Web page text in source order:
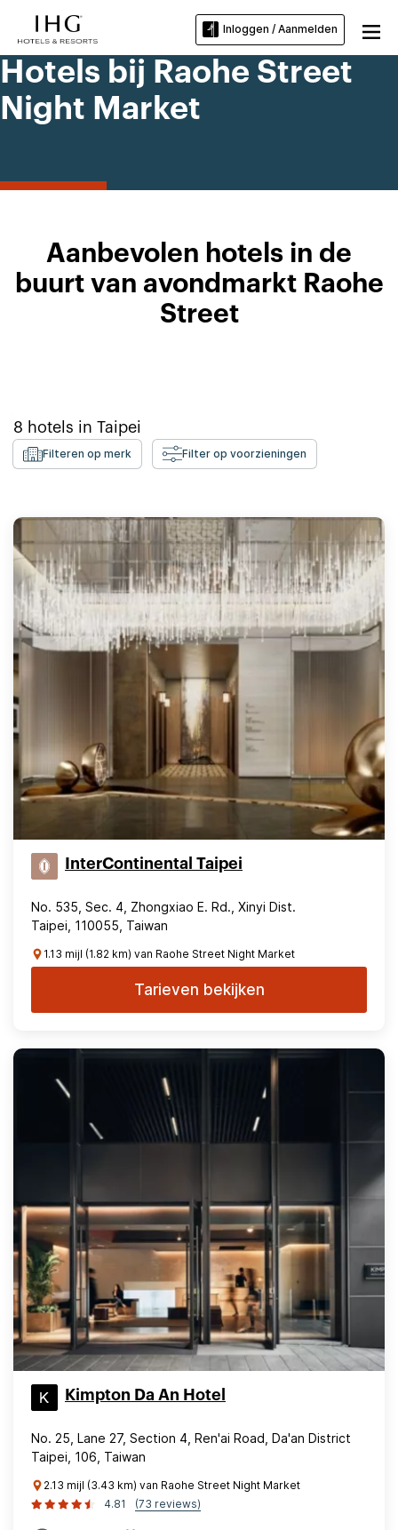
Inloggen / Aanmelden
Hotels bij Raohe Street
Night Market
Aanbevolen hotels in de
buurt van avondmarkt Raohe
Street
8 hotels in Taipei
Filteren op merk Filter op voorzieningen
InterContinental Taipei
No. 535, Sec. 4, Zhongxiao E. Rd., Xinyi Dist.
Taipei, 110055, Taiwan
1.13 mijl (1.82 km) van Raohe Street Night Market
Tarieven bekijken
Kimpton Da An Hotel
No. 25, Lane 27, Section 4, Ren'ai Road, Da'an District
Taipei, 106, Taiwan
2.13 mijl (3.43 km) van Raohe Street Night Market
4.81
(73 reviews)